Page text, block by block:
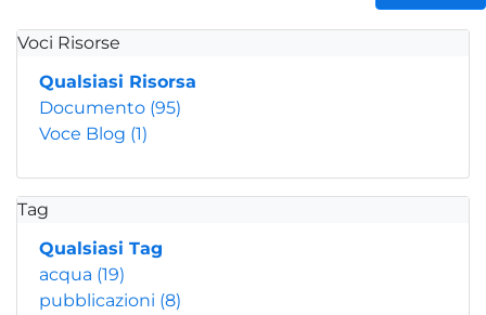
Voci Risorse
Qualsiasi Risorsa
Documento (95)
Voce Blog (1)
Tag
Qualsiasi Tag
acqua (19)
pubblicazioni (8)